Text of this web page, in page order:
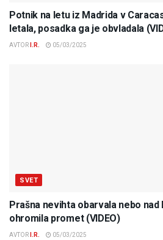
Potnik na letu iz Madrida v
letala, posadka ga je obvladala
AVTOR I.R. 05/03/2025
SVET
Prašna nevihta obarvala nebo
ohromila promet (VIDEO)
AVTOR I.R. 05/03/2025